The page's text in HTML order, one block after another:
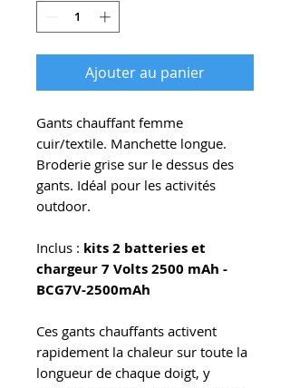
Ajouter au panier
Gants chauffant femme
cuir/textile. Manchette longue.
Broderie grise sur le dessus des
gants. Idéal pour les activités
outdoor.
Inclus : kits 2 batteries et
chargeur 7 Volts 2500 mAh -
BCG7V-2500mAh
Ces gants chauffants activent
rapidement la chaleur sur toute la
longueur de chaque doigt, y